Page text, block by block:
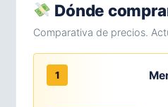
Dónde
Comparativa de precios.
1